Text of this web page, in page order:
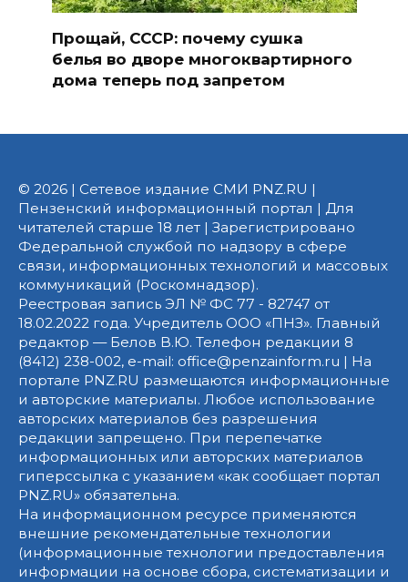
Прощай, СССР: почему сушка
белья во дворе многоквартирного
дома теперь под запретом
© 2026 | Сетевое издание СМИ PNZ.RU |
Пензенский информационный портал | Для
читателей старше 18 лет | Зарегистрировано
Федеральной службой по надзору в сфере
связи, информационных технологий и массовых
коммуникаций (Роскомнадзор).
Реестровая запись ЭЛ № ФС 77 - 82747 от
18.02.2022 года. Учредитель ООО «ПНЗ». Главный
редактор — Белов В.Ю. Телефон редакции 8
(8412) 238-002, e-mail: office@penzainform.ru | На
портале PNZ.RU размещаются информационные
и авторские материалы. Любое использование
авторских материалов без разрешения
редакции запрещено. При перепечатке
информационных или авторских материалов
гиперссылка с указанием «как сообщает портал
PNZ.RU» обязательна.
На информационном ресурсе применяются
внешние рекомендательные технологии
(информационные технологии предоставления
информации на основе сбора, систематизации и